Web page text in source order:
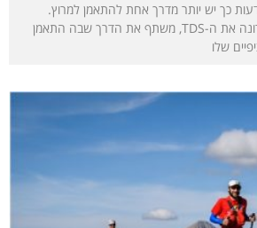
כך יש יותר מדרך אחת להתאמן למרוץ.
מושיק ברכני, שסיים לאחרונה את ה-TDS, משתף את הדרך שבה התאמן
שלו